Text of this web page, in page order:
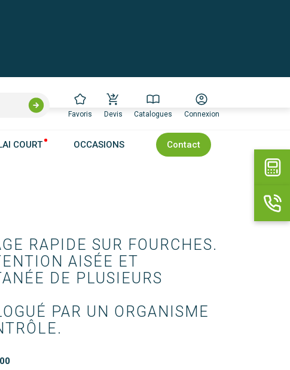
Favoris Devis Catalogues Connexion
COURT OCCASIONS Contact
RAPIDE SUR FOURCHES.
AISÉE ET
DE PLUSIEURS
PAR UN ORGANISME